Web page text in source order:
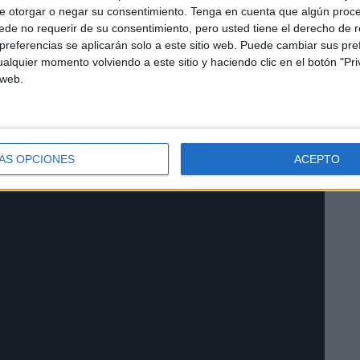
otorgar o negar su consentimiento. Tenga en cuenta que algún
no requerir de su consentimiento, pero usted tiene el derecho de
se aplicarán solo a este sitio web. Puede cambiar sus
momento volviendo a este sitio y haciendo clic en el botón
OPCIONES ACEPTO
con el Ministerio de Sanidad para la cesión de datos
través de una aplicación. Tiene como finalidad la
de vuelos internacionales proporcionando
contacto con el virus. Se posibilita la localización
el seguimiento de las personas para detectar, con